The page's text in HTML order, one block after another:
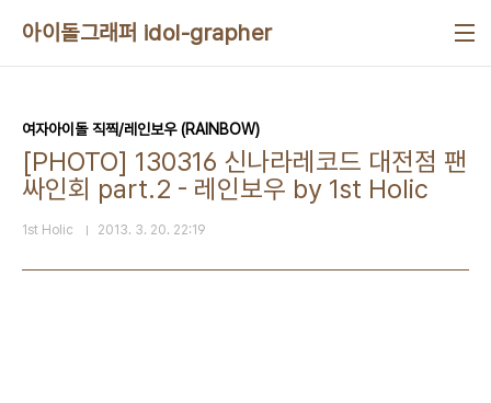
아이돌그래퍼 idol-grapher
여자아이돌 직찍/레인보우 (RAINBOW)
[PHOTO] 130316 신나라레코드 대전점 팬
싸인회 part.2 - 레인보우 by 1st Holic
1st Holic 2013. 3. 20. 22:19